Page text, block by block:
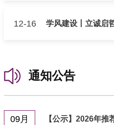
12-16 学风建设丨立诚
通知公告
09月
【公示】2026年推